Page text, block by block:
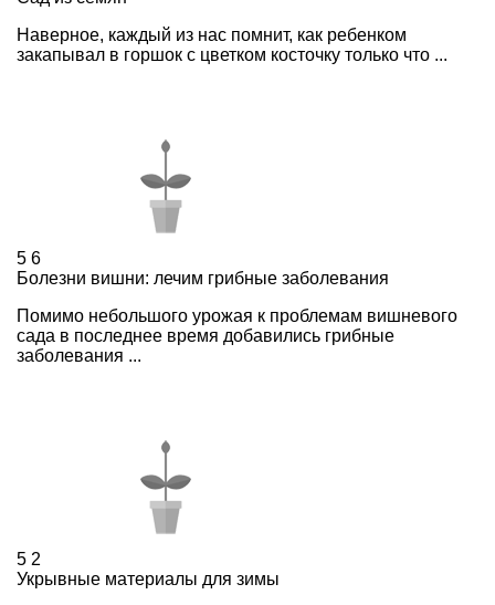
Наверное, каждый из нас помнит, как ребенком
закапывал в горшок с цветком косточку только что ...
5 6
Болезни вишни: лечим грибные заболевания
Помимо небольшого урожая к проблемам вишневого
сада в последнее время добавились грибные
заболевания ...
5 2
Укрывные материалы для зимы